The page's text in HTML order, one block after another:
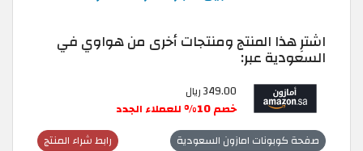
اشترِ هذا المنتج ومنتجات أخرى من هواوي في
السعودية عبر:
349.00 ريال
خصم 10% للعملاء الجدد
رابط شراء المنتج صفحة كوبونات امازون السعودية